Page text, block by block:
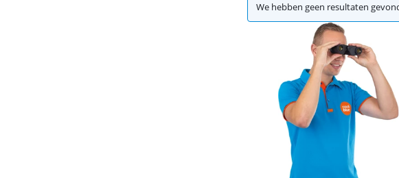
We hebben geen resultaten